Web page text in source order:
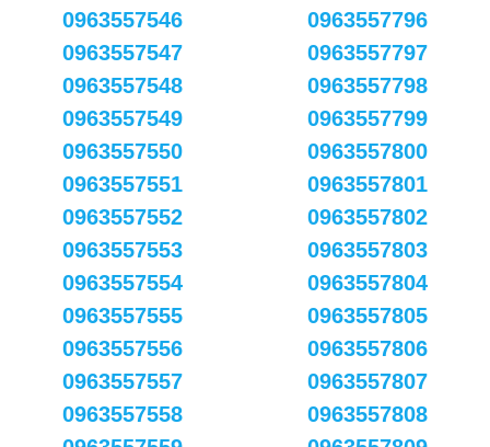
0963557546
0963557547
0963557548
0963557549
0963557550
0963557551
0963557552
0963557553
0963557554
0963557555
0963557556
0963557557
0963557558
0963557796
0963557797
0963557798
0963557799
0963557800
0963557801
0963557802
0963557803
0963557804
0963557805
0963557806
0963557807
0963557808